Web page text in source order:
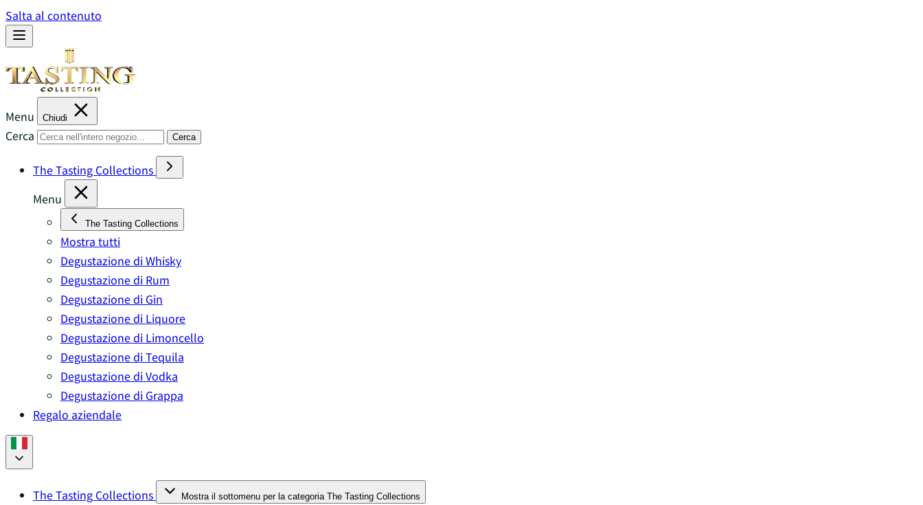
Salta al contenuto
Menu Chiudi
Cerca Cerca
The Tasting Collections
Menu
The Tasting Collections
Mostra tutti
Degustazione di Whisky
Degustazione di Rum
Degustazione di Gin
Degustazione di Liquore
Degustazione di Limoncello
Degustazione di Tequila
Degustazione di Vodka
Degustazione di Grappa
Regalo aziendale
The Tasting Collections Mostra il sottomenu per la categoria The Tasting Collections